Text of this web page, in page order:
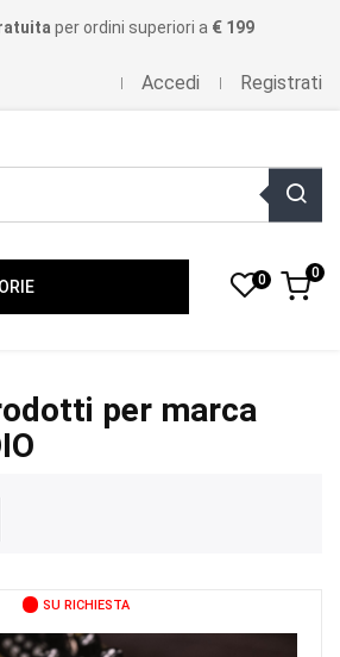
per ordini superiori a € 199
Accedi Registrati
0 0
per marca
SU RICHIESTA